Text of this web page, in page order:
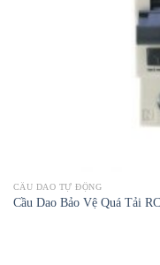
CẦU DAO TỰ ĐỘNG
Cầu Dao Bảo Vệ Quá Tải